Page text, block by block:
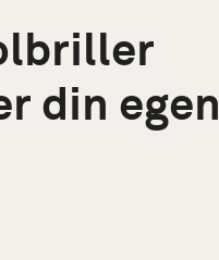
din egen